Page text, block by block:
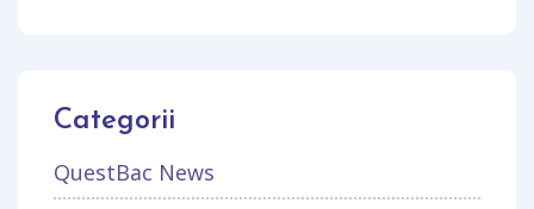
Categorii
QuestBac News